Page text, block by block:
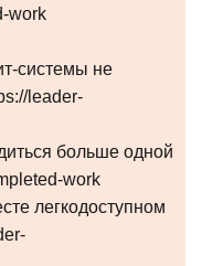
work
системы не
leader-
больше одной
work
легкодоступном